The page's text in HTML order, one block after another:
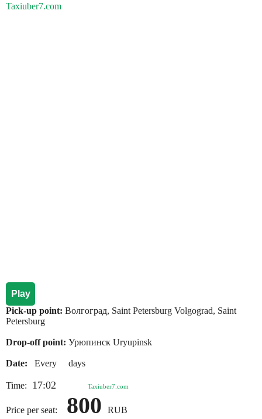
Taxiuber7.com
Play
Pick-up point: Волгоград, Saint Petersburg Volgograd, Saint
Petersburg
Drop-off point: Урюпинск Uryupinsk
Date: Every days
Time: 17:02 Taxiuber7.com
Price per seat: 800 RUB